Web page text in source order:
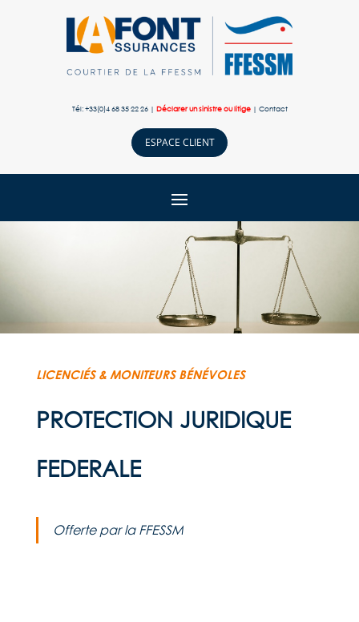
Tél: +33(0)4 68 35 22 26 | Déclarer un sinistre ou litige| Contact
ESPACE CLIENT
LICENCIÉS & MONITEURS BÉNÉVOLES
PROTECTION JURIDIQUE
FEDERALE
Offerte par la FFESSM